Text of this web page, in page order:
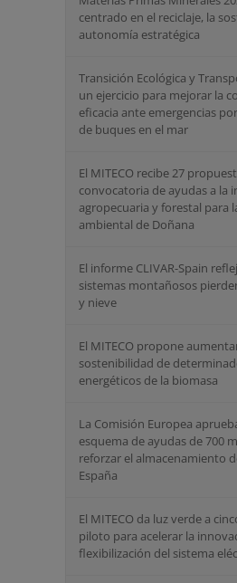
centrado en el reciclaje, la
autonomía estratégica
Transición Ecológica y
un ejercicio para mejorar la
eficacia ante emergencias
de buques en el mar
El MITECO recibe 27
convocatoria de ayudas a la
agropecuaria y forestal para
ambiental de Doñana
El informe CLIVAR-Spain
sistemas montañosos
y nieve
El MITECO propone
sostenibilidad de
energéticos de la biomasa
La Comisión Europea
esquema de ayudas de 700
reforzar el almacenamiento
España
El MITECO da luz verde a
piloto para acelerar la
flexibilización del sistema